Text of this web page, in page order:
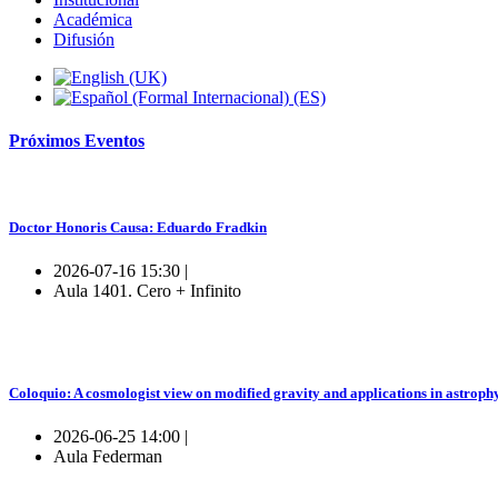
Académica
Difusión
Próximos Eventos
Doctor Honoris Causa: Eduardo Fradkin
2026-07-16 15:30 |
Aula 1401. Cero + Infinito
Coloquio: A cosmologist view on modified gravity and applications in
2026-06-25 14:00 |
Aula Federman